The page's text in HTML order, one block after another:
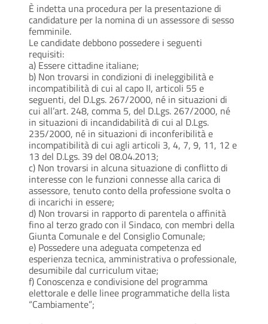
È indetta una procedura per la presentazione di
candidature per la nomina di un assessore di sesso
femminile.
Le candidate debbono possedere i seguenti
requisiti:
a) Essere cittadine italiane;
b) Non trovarsi in condizioni di ineleggibilità e
incompatibilità di cui al capo II, articoli 55 e
seguenti, del D.Lgs. 267/2000, né in situazioni di
cui all’art. 248, comma 5, del D.Lgs. 267/2000, né
in situazioni di incandidabilità di cui al D.Lgs.
235/2000, né in situazioni di inconferibilità e
incompatibilità di cui agli articoli 3, 4, 7, 9, 11, 12 e
13 del D.Lgs. 39 del 08.04.2013;
c) Non trovarsi in alcuna situazione di conflitto di
interesse con le funzioni connesse alla carica di
assessore, tenuto conto della professione svolta o
di incarichi in essere;
d) Non trovarsi in rapporto di parentela o affinità
fino al terzo grado con il Sindaco, con membri della
Giunta Comunale e del Consiglio Comunale;
e) Possedere una adeguata competenza ed
esperienza tecnica, amministrativa o professionale,
desumibile dal curriculum vitae;
f) Conoscenza e condivisione del programma
elettorale e delle linee programmatiche della lista
“Cambiamente”;